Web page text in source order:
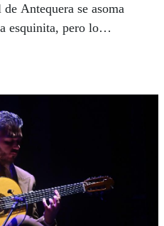
Antequera se asoma
esquinita, pero lo
en un aparente
que anuncian el fruto de
el viento, o el sol se
vivo de la naturaleza,
regala cada noche el